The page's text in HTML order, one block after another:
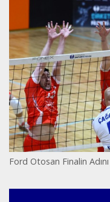
Ford Otosan Finalin